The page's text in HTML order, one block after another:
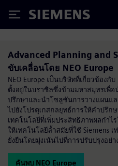
Siemens
Advanced Planning and
ขับเคลื่อนโดย NEO Europe
NEO Europe เป็นบริษัทที่เกี่ยวข้องกับ
ตั้งอยู่ในบราซิลซึ่งข้ามมหาสมุทรเพื่
ปรึกษาและนำโซลูชันการวางแผนแ
ไปยังโปรตุเกสกลยุทธ์การให้คำปรึก
เทคโนโลยีที่เพิ่มประสิทธิภาพผลกำไ
ให้เทคโนโลยีล้ำสมัยที่ใช้ Siemens
ยั่งยืนโดยมุ่งเน้นไปที่การปรับปรุงอย่า
ค้นพบ NEO Europe